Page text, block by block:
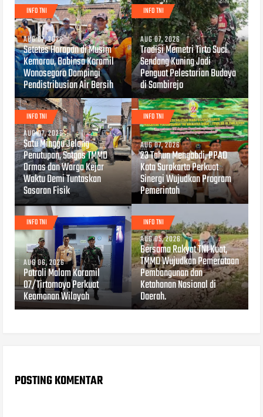
INFO TNI
AUG 07, 2026
Setetes Harapan di Musim
Kemarau, Babinsa Koramil
Wonosegoro Dampingi
Pendistribusian Air Bersih
INFO TNI
AUG 07, 2026
Tradisi Memetri Tirto Suci
Sendang Kuning Jadi
Penguat Pelestarian Budaya
di Sambirejo
INFO TNI
AUG 07, 2026
Satu Minggu Jelang
Penutupan, Satgas TMMD
Ormas dan Warga Kejar
Waktu Demi Tuntaskan
Sasaran Fisik
INFO TNI
AUG 07, 2026
23 Tahun Mengabdi, PPAD
Kota Surakarta Perkuat
Sinergi Wujudkan Program
Pemerintah
INFO TNI
AUG 06, 2026
Patroli Malam Koramil
07/Tirtomoyo Perkuat
Keamanan Wilayah
INFO TNI
AUG 05, 2026
Bersama Rakyat TNI Kuat,
TMMD Wujudkan Pemerataan
Pembangunan dan
Ketahanan Nasional di
Daerah.
POSTING KOMENTAR